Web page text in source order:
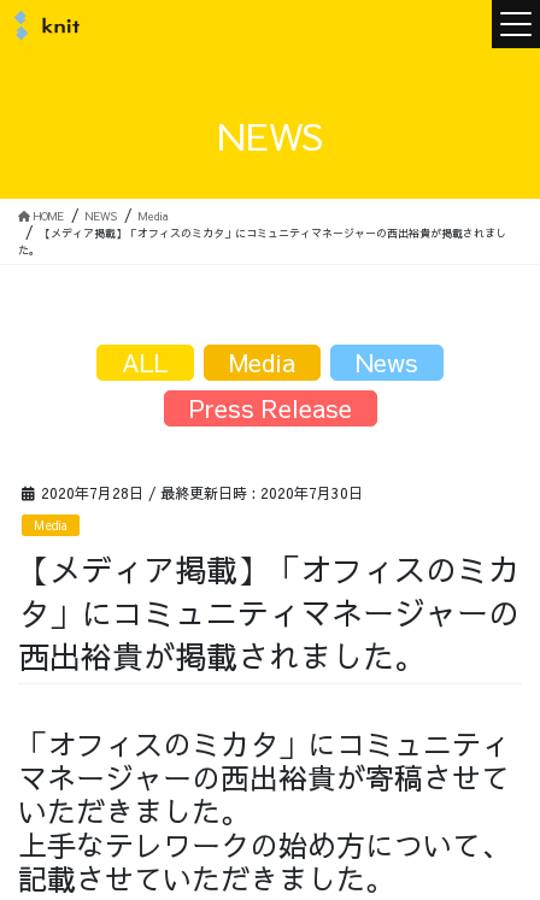
メンバー
サービス
採用情報
チームインタビュー02 チームインタビュー03
NEWS
HOME NEWS
Media
【メディア掲載】「オフィスのミカタ」にコミュニティマネージャーの西出裕貴が掲載されまし
た。
2020年7月28日 / 最終更新日時 : 2020年7月30日
Media
【メディア掲載】「オフィスのミカ
タ」にコミュニティマネージャーの
西出裕貴が掲載されました。
「オフィスのミカタ」にコミュニティ
マネージャーの西出裕貴が寄稿させて
いただきました。
上手なテレワークの始め方について、
記載させていただきました。
ALL Media
News
Press Release